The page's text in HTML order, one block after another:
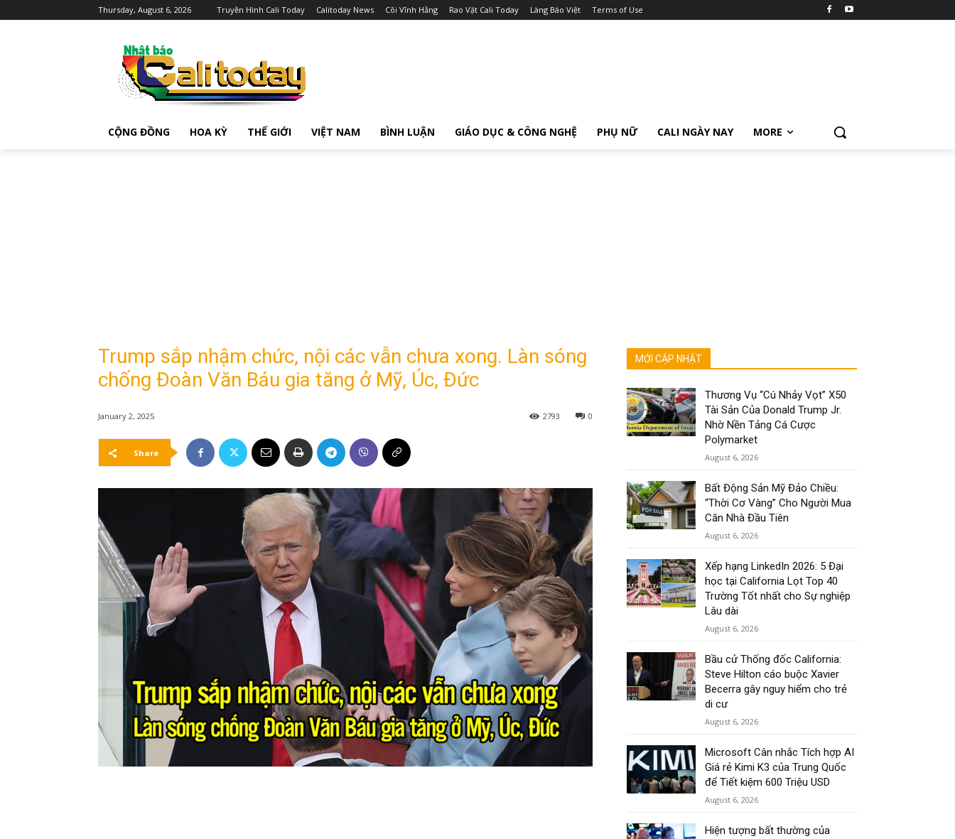
Thursday, August 6, 2026 Truyền Hình Cali Today Calitoday News Cõi Vĩnh Hằng Rao Vặt Cali Today Làng Báo Việt Terms of Use
CỘNG ĐỒNG HOA KỲ THẾ GIỚI VIỆT NAM BÌNH LUẬN GIÁO DỤC & CÔNG NGHỆ PHỤ NỮ CALI NGÀY NAY MORE
Trump sắp nhậm chức, nội các vẫn chưa xong. Làn sóng
chống Đoàn Văn Báu gia tăng ở Mỹ, Úc, Đức
January 2, 2025 0
2793
Share
MỚI CẬP NHẬT
Thương Vụ “Cú Nhảy Vọt” X50
Tài Sản Của Donald Trump Jr.
Nhờ Nền Tảng Cá Cược
Polymarket
August 6, 2026
Bất Động Sản Mỹ Đảo Chiều:
“Thời Cơ Vàng” Cho Người Mua
Căn Nhà Đầu Tiên
August 6, 2026
Xếp hạng LinkedIn 2026: 5 Đại
học tại California Lọt Top 40
Trường Tốt nhất cho Sự nghiệp
Lâu dài
August 6, 2026
Bầu cử Thống đốc California:
Steve Hilton cáo buộc Xavier
Becerra gây nguy hiểm cho trẻ
di cư
August 6, 2026
Microsoft Cân nhắc Tích hợp AI
Giá rẻ Kimi K3 của Trung Quốc
để Tiết kiệm 600 Triệu USD
August 6, 2026
Hiện tượng bất thường của